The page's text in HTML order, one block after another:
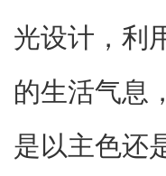
光设计，利
的生活气息
是以主色还